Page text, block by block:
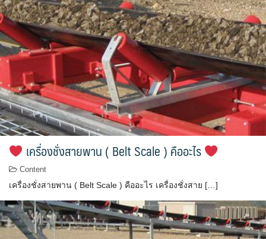
เครื่องชั่งสายพาน ( Belt Scale ) คืออะไร
Content
เครื่องชั่งสายพาน ( Belt Scale ) คืออะไร เครื่องชั่งสาย […]